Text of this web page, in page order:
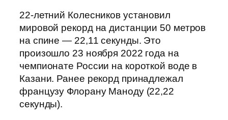
22-летний Колесников установил
мировой рекорд на дистанции 50 метров
на спине — 22,11 секунды. Это
произошло 23 ноября 2022 года на
чемпионате России на короткой воде в
Казани. Ранее рекорд принадлежал
французу Флорану Маноду (22,22
секунды).